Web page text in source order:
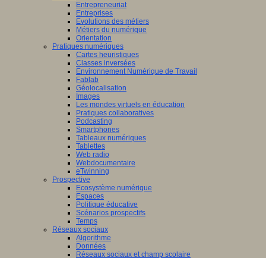
Entrepreneuriat
Entreprises
Evolutions des métiers
Métiers du numérique
Orientation
Pratiques numériques
Cartes heuristiques
Classes inversées
Environnement Numérique de Travail
Fablab
Géolocalisation
Images
Les mondes virtuels en éducation
Pratiques collaboratives
Podcasting
Smartphones
Tableaux numériques
Tablettes
Web radio
Webdocumentaire
eTwinning
Prospective
Ecosystème numérique
Espaces
Politique éducative
Scénarios prospectifs
Temps
Réseaux sociaux
Algorithme
Données
Réseaux sociaux et champ scolaire